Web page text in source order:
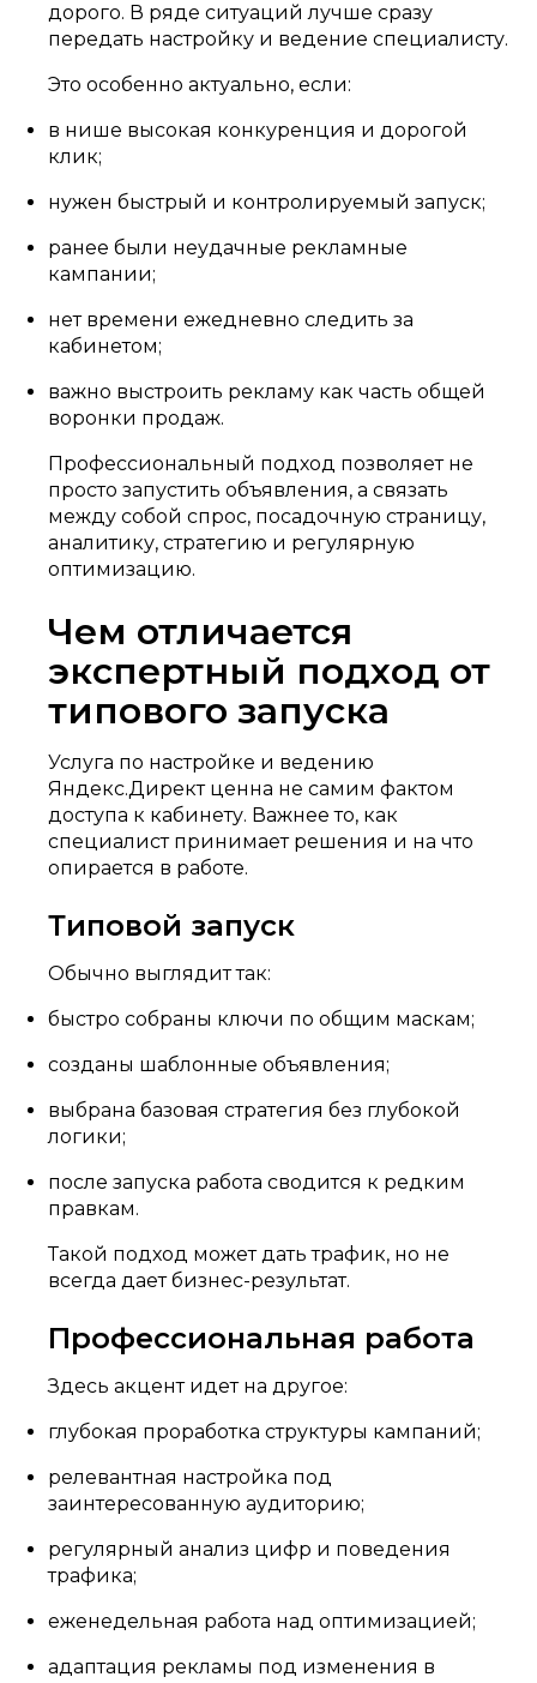
дорого. В ряде ситуаций лучше сразу
передать настройку и ведение специалисту.
Это особенно актуально, если:
в нише высокая конкуренция и дорогой
клик;
нужен быстрый и контролируемый запуск;
ранее были неудачные рекламные
кампании;
нет времени ежедневно следить за
кабинетом;
важно выстроить рекламу как часть общей
воронки продаж.
Профессиональный подход позволяет не
просто запустить объявления, а связать
между собой спрос, посадочную страницу,
аналитику, стратегию и регулярную
оптимизацию.
Чем отличается
экспертный подход от
типового запуска
Услуга по настройке и ведению
Яндекс.Директ ценна не самим фактом
доступа к кабинету. Важнее то, как
специалист принимает решения и на что
опирается в работе.
Типовой запуск
Обычно выглядит так:
быстро собраны ключи по общим маскам;
созданы шаблонные объявления;
выбрана базовая стратегия без глубокой
логики;
после запуска работа сводится к редким
правкам.
Такой подход может дать трафик, но не
всегда дает бизнес-результат.
Профессиональная работа
Здесь акцент идет на другое:
глубокая проработка структуры кампаний;
релевантная настройка под
заинтересованную аудиторию;
регулярный анализ цифр и поведения
трафика;
еженедельная работа над оптимизацией;
адаптация рекламы под изменения в